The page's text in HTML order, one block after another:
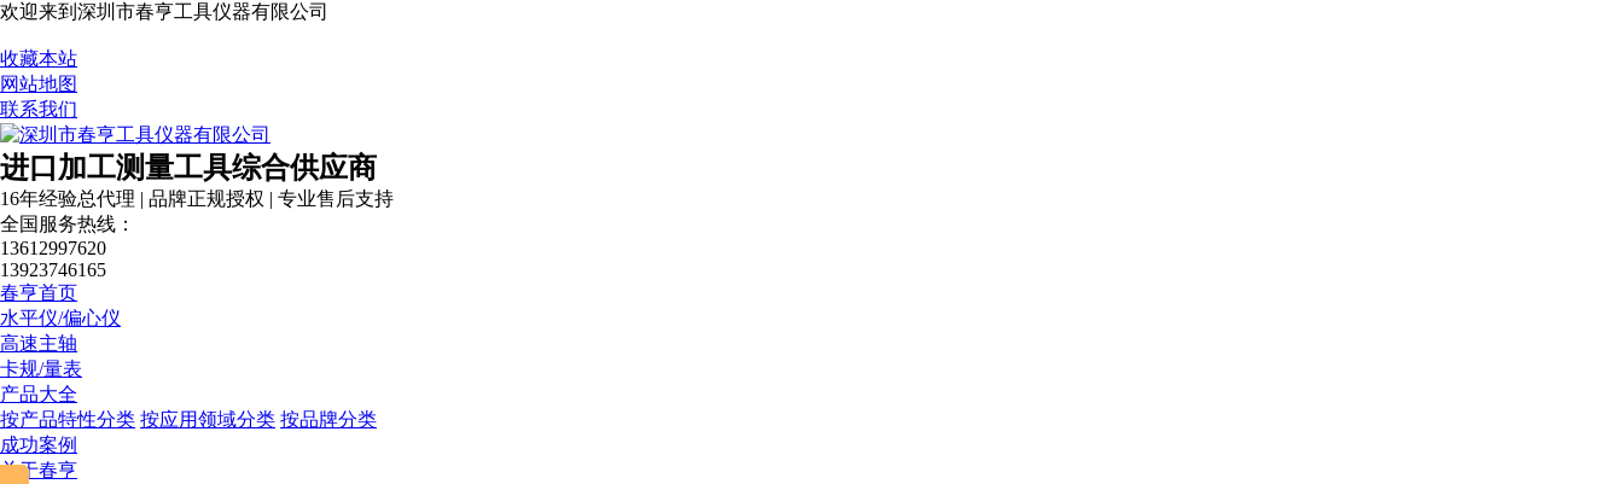
欢迎来到深圳市春亨工具仪器有限公司
收藏本站
网站地图
联系我们
进口加工测量工具综合供应商
16年经验总代理 | 品牌正规授权 | 专业售后支持
全国服务热线：
13612997620
13923746165
春亨首页
水平仪/偏心仪
高速主轴
卡规/量表
产品大全
按产品特性分类 按应用领域分类 按品牌分类
成功案例
关于春亨